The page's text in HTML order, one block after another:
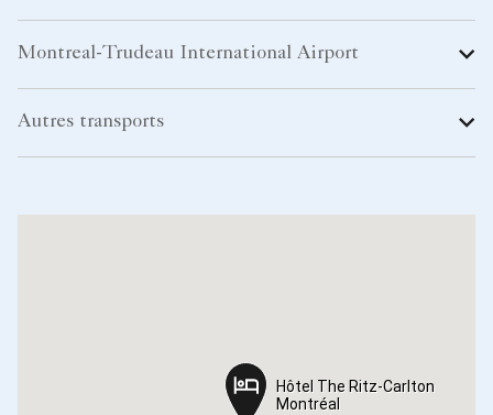
Montreal-Trudeau International Airport
Autres transports
Hôtel The Ritz-Carlton
Montréal
Hôtel The Ritz-Carlton
Montréal